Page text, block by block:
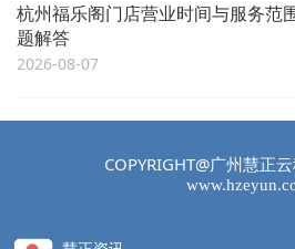
杭州福乐阁门店营业时间与服务范
题解答
2026-08-07
COPYRIGHT@广州慧正